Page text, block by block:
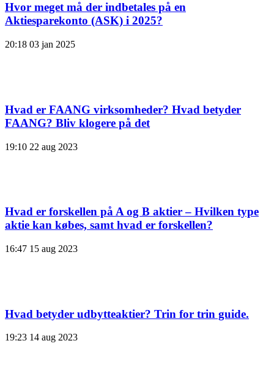
Hvor meget må der indbetales på en
Aktiesparekonto (ASK) i 2025?
20:18 03 jan 2025
Hvad er FAANG virksomheder? Hvad betyder
FAANG? Bliv klogere på det
19:10 22 aug 2023
Hvad er forskellen på A og B aktier – Hvilken type
aktie kan købes, samt hvad er forskellen?
16:47 15 aug 2023
Hvad betyder udbytteaktier? Trin for trin guide.
19:23 14 aug 2023